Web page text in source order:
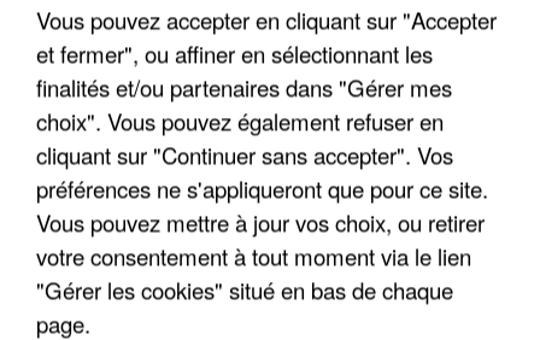
DE FAUNE SAUVAGE SONT...
Vous pouvez accepter en cliquant sur "Accepter
et fermer", ou affiner en sélectionnant les
finalités et/ou partenaires dans "Gérer mes
choix". Vous pouvez également refuser en
cliquant sur "Continuer sans accepter". Vos
préférences ne s'appliqueront que pour ce site.
Vous pouvez mettre à jour vos choix, ou retirer
votre consentement à tout moment via le lien
"Gérer les cookies" situé en bas de chaque
page.